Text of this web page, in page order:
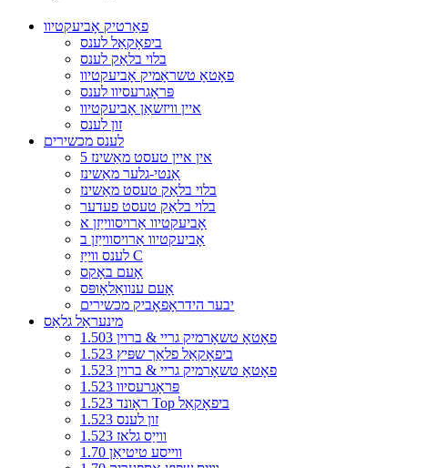
פאַרטיק אָביעקטיוו
ביפאָקאַל לענס
בלוי בלאַק לענס
פאָטאָ טשראָמיק אָביעקטיוו
פּראָגרעסיוו לענס
איין וויזשאַן אָביעקטיוו
זון לענס
לענס מכשירים
5 אין איין טעסט מאַשינז
אַנטי-גלער מאַשינז
בלוי בלאַק טעסט מאַשינז
בלוי בלאַק טעסט פעדער
אָביעקטיוו אַרויסווייַזן א
אָביעקטיוו אַרויסווייַזן ב
לענס ווייַז C
אָעם באָקס
אָעם ענוואַלאָופּס
יבער הידראָפאָביק מכשירים
מינעראַל גלאַס
1.503 פאָטאָ טשאָרמיק גריי & ברוין
1.523 ביפאָקאַל פלאַך שפּיץ
1.523 פאָטאָ טשאָרמיק גריי & ברוין
1.523 פּראָגרעסיוו
1.523 ראָונד Top ביפאָקאַל
1.523 זון לענס
1.523 ווייַס גלאז
1.70 ווייסע טיטיאַן